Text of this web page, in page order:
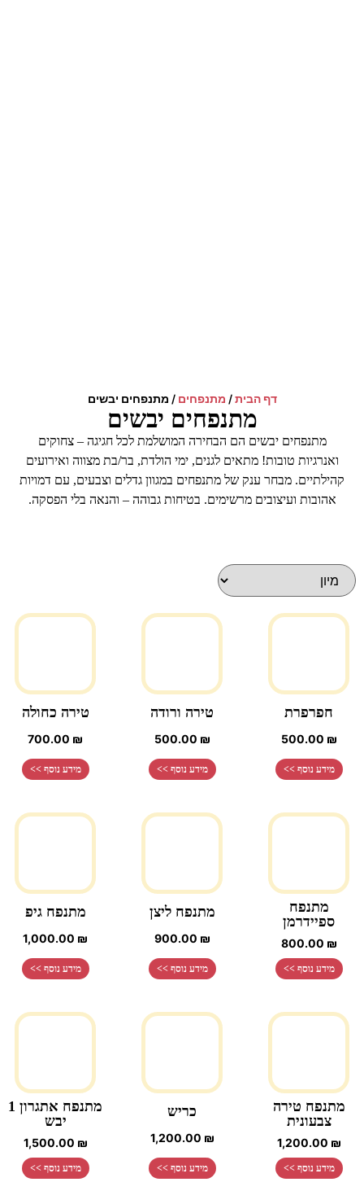
דף הבית/ מתנפחים / מתנפחים יבשים
מתנפחים יבשים
מתנפחים יבשים הם הבחירה המושלמת לכל חגיגה – צחוקים
ואנרגיות טובות! מתאים לגנים, ימי הולדת, בר/בת מצווה ואירועים
קהילתיים. מבחר ענק של מתנפחים במגוון גדלים וצבעים, עם דמויות
אהובות ועיצובים מרשימים. בטיחות גבוהה – והנאה בלי הפסקה.
חפרפרת
500.00 ₪
מידע נוסף >>
טירה ורודה
500.00 ₪
מידע נוסף >>
טירה כחולה
700.00 ₪
מידע נוסף >>
מתנפח
ספיידרמן
800.00 ₪
מידע נוסף >>
מתנפח ליצן
900.00 ₪
מידע נוסף >>
מתנפח גיפ
1,000.00 ₪
מידע נוסף >>
מתנפח טירה
צבעונית
1,200.00 ₪
מידע נוסף >>
כריש
1,200.00 ₪
מידע נוסף >>
מתנפח אתגרון 1
יבש
1,500.00 ₪
מידע נוסף >>